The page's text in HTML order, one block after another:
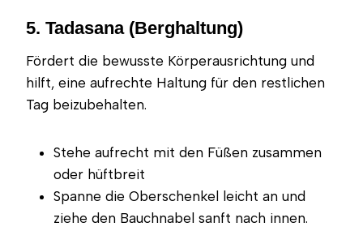
5. Tadasana (Berghaltung)
Fördert die bewusste Körperausrichtung und
hilft, eine aufrechte Haltung für den restlichen
Tag beizubehalten.
Stehe aufrecht mit den Füßen zusammen
oder hüftbreit
Spanne die Oberschenkel leicht an und
ziehe den Bauchnabel sanft nach innen.